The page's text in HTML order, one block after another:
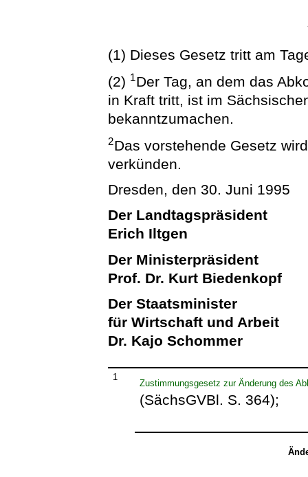
(1) Dieses Gesetz tritt am
(2) 1Der Tag, an dem das
in Kraft tritt, ist im
bekanntzumachen.
2Das vorstehende Gesetz
verkünden.
Dresden, den 30. Juni 1995
Der Landtagspräsident
Erich Iltgen
Der Ministerpräsident
Prof. Dr. Kurt Biedenkopf
Der Staatsminister
für Wirtschaft und Arbeit
Dr. Kajo Schommer
1
Zustimmungsgesetz zur Änderung des
(SächsGVBl. S. 364);